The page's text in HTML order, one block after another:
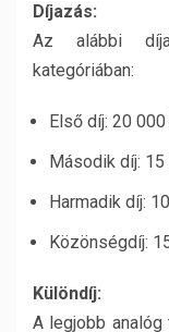
Díjazás:
Az alábbi
kategóriában:
Első díj: 20
Második díj:
Harmadik díj:
Közönségdíj:
Különdíj:
A legjobb